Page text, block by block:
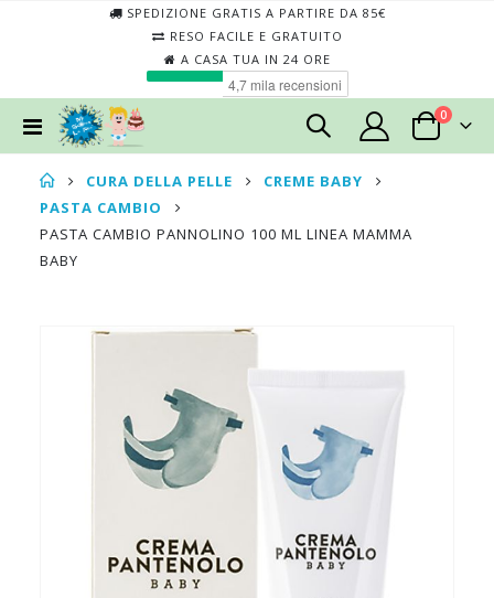
SPEDIZIONE GRATIS A PARTIRE DA 85€
RESO FACILE E GRATUITO
A CASA TUA IN 24 ORE
Toggle
Nav
Cart
0elementi
CURA DELLA PELLE
CREME BABY
PASTA CAMBIO
PASTA CAMBIO PANNOLINO 100 ML LINEA MAMMA
BABY